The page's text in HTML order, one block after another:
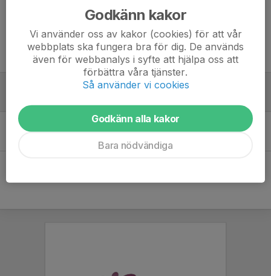
Tidigare nyheter
Vårens innebandy
Information inför jul- och nyår
Godkänn kakor
Vi använder oss av kakor (cookies) för att vår
webbplats ska fungera bra för dig. De används
även för webbanalys i syfte att hjälpa oss att
förbättra våra tjänster.
Så använder vi cookies
Godkänn alla kakor
Bara nödvändiga